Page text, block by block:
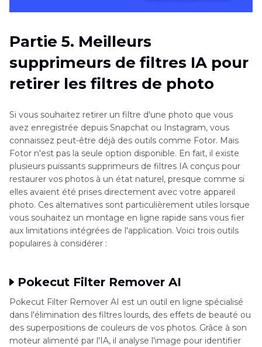
Partie 5. Meilleurs
supprimeurs de filtres IA pour
retirer les filtres de photo
Si vous souhaitez retirer un filtre d'une photo que vous
avez enregistrée depuis Snapchat ou Instagram, vous
connaissez peut-être déjà des outils comme Fotor. Mais
Fotor n'est pas la seule option disponible. En fait, il existe
plusieurs puissants supprimeurs de filtres IA conçus pour
restaurer vos photos à un état naturel, presque comme si
elles avaient été prises directement avec votre appareil
photo. Ces alternatives sont particulièrement utiles lorsque
vous souhaitez un montage en ligne rapide sans vous fier
aux limitations intégrées de l'application. Voici trois outils
populaires à considérer :
Pokecut Filter Remover AI
Pokecut Filter Remover AI est un outil en ligne spécialisé
dans l'élimination des filtres lourds, des effets de beauté ou
des superpositions de couleurs de vos photos. Grâce à son
moteur alimenté par l'IA, il analyse l'image pour identifier